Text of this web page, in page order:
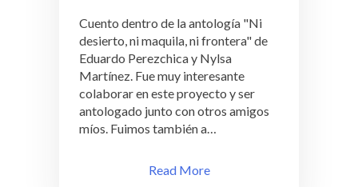
Cuento dentro de la antología "Ni
desierto, ni maquila, ni frontera" de
Eduardo Perezchica y Nylsa
Martínez. Fue muy interesante
colaborar en este proyecto y ser
antologado junto con otros amigos
míos. Fuimos también a…
Read More